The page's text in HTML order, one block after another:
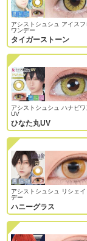
アシストシュシュ アイスフ
ワンデー
タイガーストーン
アシストシュシュ ハナビワ
UV
ひなた丸UV
アシストシュシュ リシェイ
デー
ハニーグラス